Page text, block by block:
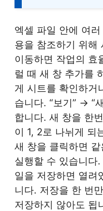
엑셀 파일 안에 여
용을 참조하기 위해
이동하면 작업의 효
럴 때 새 창 추가를
게 시트를 확인하거
습니다. “보기” → “
합니다. 새 창을 한
이 1, 2로 나뉘게 되
새 창을 클릭하면
실행할 수 있습니다
일을 저장하면 열려
니다. 저장을 한 번
저장하지 않아도 됩